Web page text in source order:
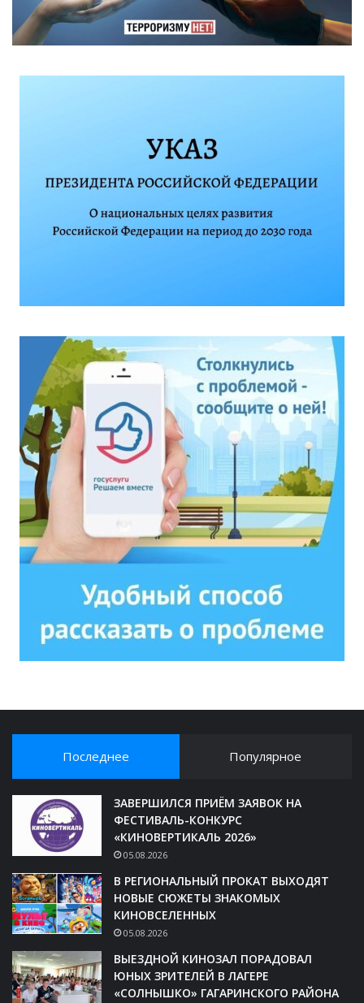
Последнее Популярное
ЗАВЕРШИЛСЯ ПРИЁМ ЗАЯВОК НА
ФЕСТИВАЛЬ-КОНКУРС
«КИНОВЕРТИКАЛЬ 2026»
05.08.2026
В РЕГИОНАЛЬНЫЙ ПРОКАТ ВЫХОДЯТ
НОВЫЕ СЮЖЕТЫ ЗНАКОМЫХ
КИНОВСЕЛЕННЫХ
05.08.2026
ВЫЕЗДНОЙ КИНОЗАЛ ПОРАДОВАЛ
ЮНЫХ ЗРИТЕЛЕЙ В ЛАГЕРЕ
«СОЛНЫШКО» ГАГАРИНСКОГО РАЙОНА